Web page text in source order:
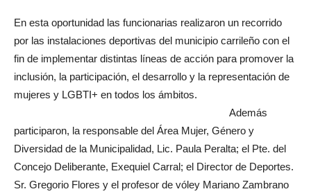
En esta oportunidad las funcionarias realizaron un recorrido
por las instalaciones deportivas del municipio carrileño con el
fin de implementar distintas líneas de acción para promover la
inclusión, la participación, el desarrollo y la representación de
mujeres y LGBTI+ en todos los ámbitos.
Además
participaron, la responsable del Área Mujer, Género y
Diversidad de la Municipalidad, Lic. Paula Peralta; el Pte. del
Concejo Deliberante, Exequiel Carral; el Director de Deportes.
Sr. Gregorio Flores y el profesor de vóley Mariano Zambrano